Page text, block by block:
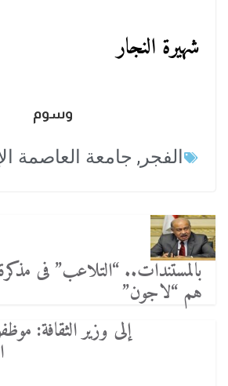
شهيرة النجار
وسوم
الفجر , جامعة العاصمة
بالمستندات.. “التلاعب” فى
هم “لاجون”
إلى وزير الثقافة: